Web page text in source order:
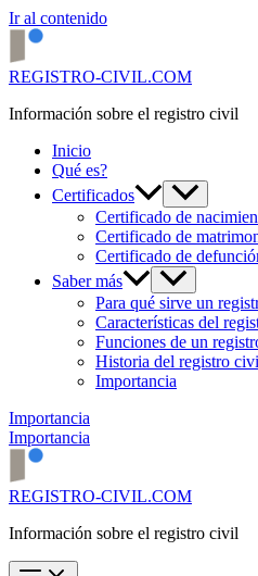
Ir al contenido
REGISTRO-CIVIL.COM
Información sobre el registro civil
Inicio
Qué es?
Certificados
Certificado de
Certificado de
Certificado de
Saber más
Para qué sirve un
Características del
Funciones de un
Historia del registro
Importancia
Importancia
Importancia
REGISTRO-CIVIL.COM
Información sobre el registro civil